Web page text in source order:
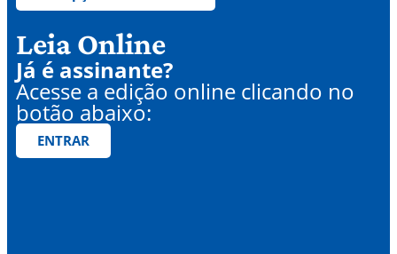
Leia Online
Já é assinante?
Acesse a edição online clicando no
botão abaixo:
ENTRAR